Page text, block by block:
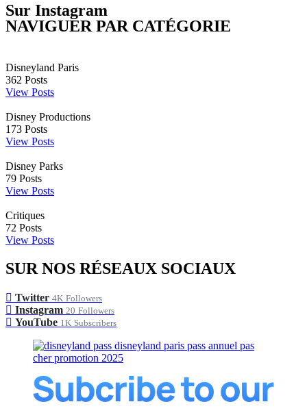
Sur Instagram
NAVIGUER PAR CATÉGORIE
Disneyland Paris
362 Posts
View Posts
Disney Productions
173 Posts
View Posts
Disney Parks
79 Posts
View Posts
Critiques
72 Posts
View Posts
SUR NOS RÉSEAUX SOCIAUX
Twitter 4K Followers
Instagram 20 Followers
YouTube 1K Subscribers